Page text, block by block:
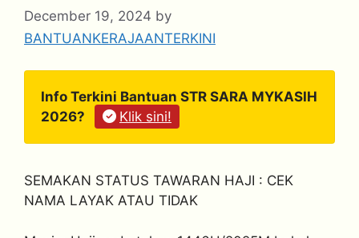
December 19, 2024 by
BANTUANKERAJAANTERKINI
Info Terkini Bantuan STR SARA MYKASIH
2026?
Klik sini!
SEMAKAN STATUS TAWARAN HAJI : CEK
NAMA LAYAK ATAU TIDAK